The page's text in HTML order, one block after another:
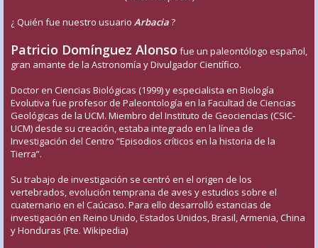
¿ Quién fue nuestro usuario Arbacia?
Patricio Domínguez Alonso fue un paleontólogo español,
gran amante de la Astronomía y Divulgador Científico.
Doctor en Ciencias Biológicas (1999) y especialista en Biología
Evolutiva fue profesor de Paleontología en la Facultad de Ciencias
Geológicas de la UCM. Miembro del Instituto de Geociencias (CSIC-
UCM) desde su creación, estaba integrado en la línea de
Investigación del Centro “Episodios críticos en la historia de la
Tierra”.
Su trabajo de investigación se centró en el origen de los
vertebrados, evolución temprana de aves y estudios sobre el
cuaternario en el Caúcaso. Para ello desarrolló estancias de
investigación en Reino Unido, Estados Unidos, Brasil, Armenia, China
y Honduras (Fte. Wikipedia)